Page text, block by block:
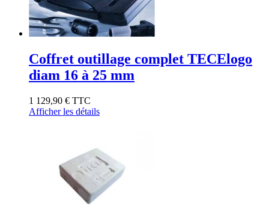
Coffret outillage complet TECElogo
diam 16 à 25 mm
1 129,90 € TTC
Afficher les détails